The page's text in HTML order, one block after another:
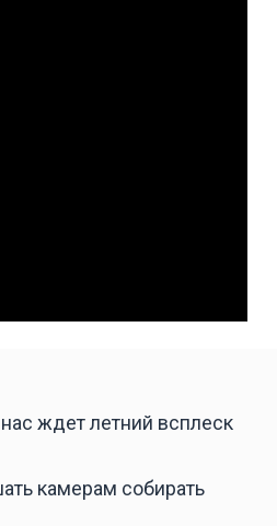
ждет летний всплеск
камерам собирать